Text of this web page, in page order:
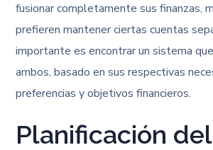
fusionar completamente sus finanzas,
prefieren mantener ciertas cuentas
importante es encontrar un sistema
ambos, basado en sus respectivas
preferencias y objetivos financieros.
Planificación